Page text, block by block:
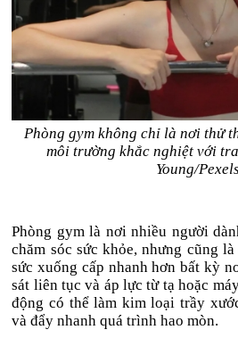
Phòng gym không chỉ là nơi thử
môi trường khắc nghiệt với
Young/
Phòng gym là nơi nhiều người
chăm sóc sức khỏe, nhưng cũng
sức xuống cấp nhanh hơn bất kỳ
sát liên tục và áp lực từ tạ hoặc
động có thể làm kim loại trầy
và đẩy nhanh quá trình hao mòn.